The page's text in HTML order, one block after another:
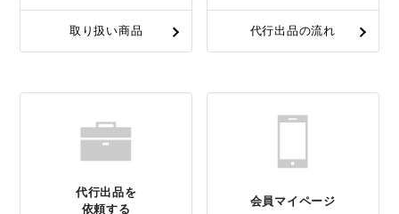
取り扱い商品 代行出品の流れ
代行出品を
依頼する
会員マイページ